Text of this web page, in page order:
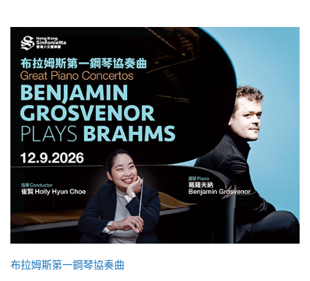
布拉姆斯第一鋼琴協奏曲